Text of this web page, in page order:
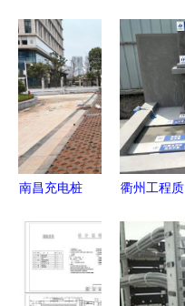
南昌充电桩
化弱电工程
的融合设计
实践
衢州工程质
徽华胤技术
力量雄厚